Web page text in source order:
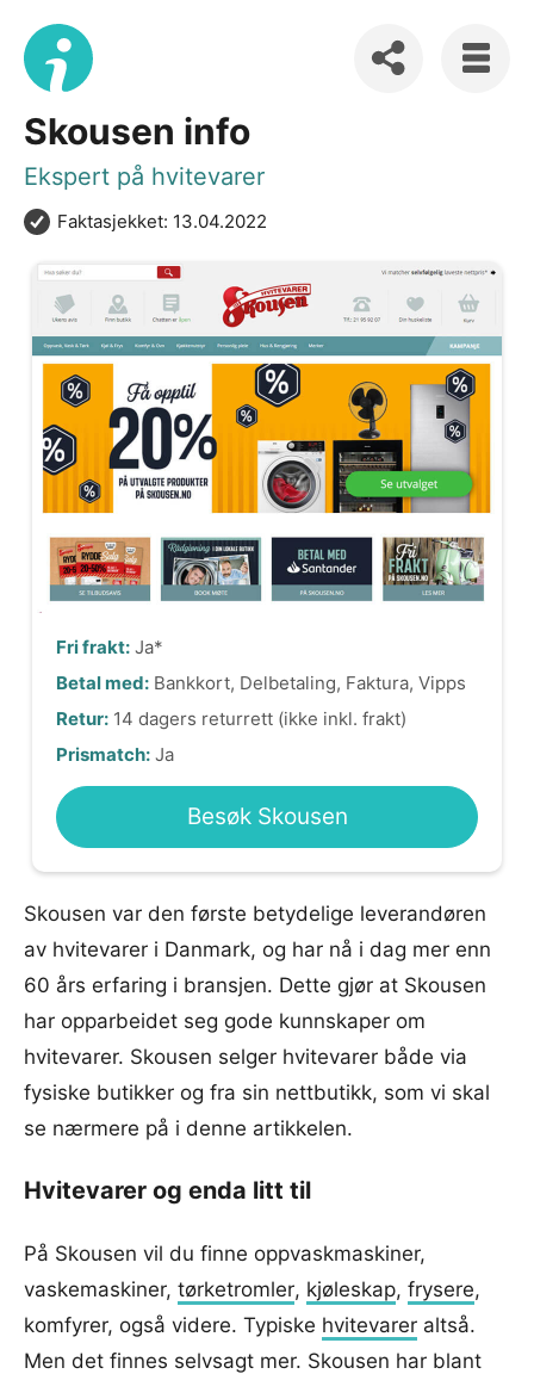
Skousen info
Ekspert på hvitevarer
Faktasjekket: 13.04.2022
Fri frakt: Ja*
Betal med: Bankkort, Delbetaling, Faktura, Vipps
Retur: 14 dagers returrett (ikke inkl. frakt)
Prismatch: Ja
Besøk Skousen
Skousen var den første betydelige leverandøren
av hvitevarer i Danmark, og har nå i dag mer enn
60 års erfaring i bransjen. Dette gjør at Skousen
har opparbeidet seg gode kunnskaper om
hvitevarer. Skousen selger hvitevarer både via
fysiske butikker og fra sin nettbutikk, som vi skal
se nærmere på i denne artikkelen.
Hvitevarer og enda litt til
På Skousen vil du finne oppvaskmaskiner,
vaskemaskiner, tørketromler, kjøleskap, frysere,
komfyrer, også videre. Typiske hvitevarer altså.
Men det finnes selvsagt mer. Skousen har blant